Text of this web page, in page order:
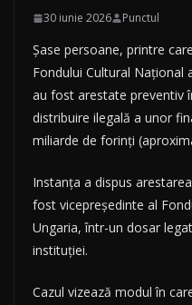
30 iunie 2026 Punctul
Șase persoane, printre
Fondului Cultural Național
au fost arestate preventiv
distribuire ilegală a unor
miliarde de forinți
Instanța a dispus
fost vicepreședinte al
Ungaria, într-un dosar
instituției.
Cazul vizează modul în